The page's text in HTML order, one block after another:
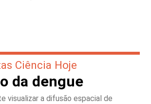
Ciência Hoje
da dengue
visualizar a difusão espacial de